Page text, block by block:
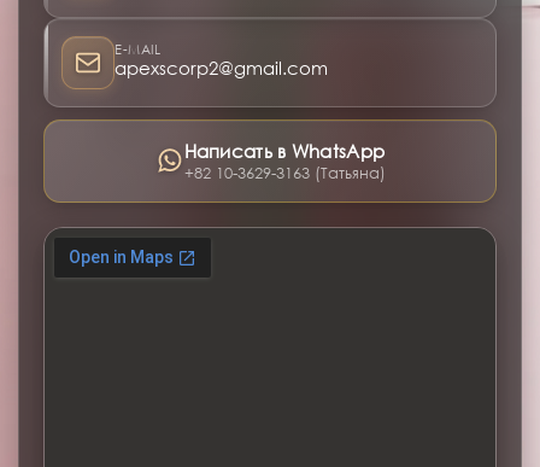
E-MAIL
apexscorp2@gmail.com
Написать в WhatsApp
+82 10-3629-3163 (Татьяна)